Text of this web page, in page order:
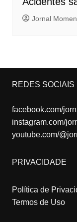
Jornal
REDES SOCIAIS
facebook.com/
instagram.com/
youtube.com/
PRIVACIDADE
Política de
Termos de Uso